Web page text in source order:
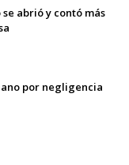
abrió y contó más
por negligencia